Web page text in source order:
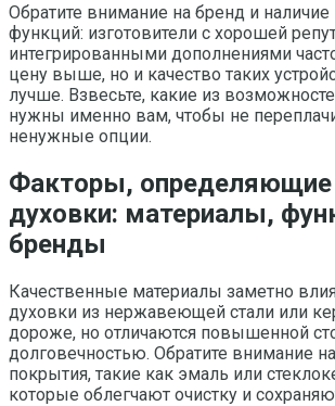
Обратите внимание на бренд и
функций: изготовители с хорошей
интегрированными дополнениями
цену выше, но и качество таких
лучше. Взвесьте, какие из
нужны именно вам, чтобы не
ненужные опции.
Факторы, определяющие
духовки: материалы,
бренды
Качественные материалы заметно
духовки из нержавеющей стали или
дороже, но отличаются повышенной
долговечностью. Обратите внимание
покрытия, такие как эмаль или
которые облегчают очистку и